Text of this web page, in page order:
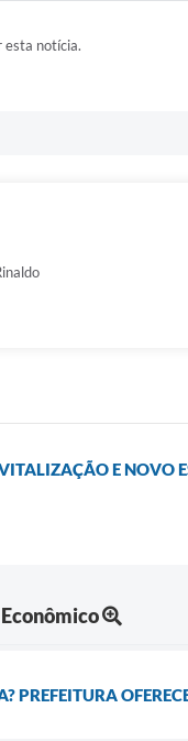
esta notícia.
E NOVO
PREFEITURA